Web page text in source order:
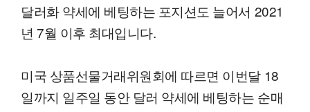
달러화 약세에 베팅하는 포지션도 늘어서 2021
년 7월 이후 최대입니다.
미국 상품선물거래위원회에 따르면 이번달 18
일까지 일주일 동안 달러 약세에 베팅하는 순매